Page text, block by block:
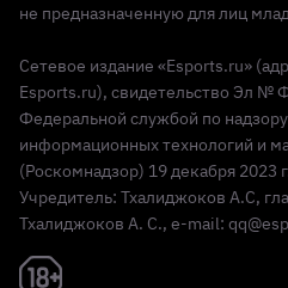
не предназначенную для лиц
Сетевое издание «Esports.ru»
Esports.ru), свидетельство Эл №
Федеральной службой по
информационных технологий и
(Роскомнадзор) 19 декабря 2023
Учредитель: Тхалиджоков А.С,
Тхалиджоков А. С., e-mail: